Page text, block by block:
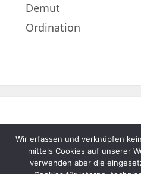
Demut
Ordination
© 2022 –
A.B. Neukematen |
Wir erfassen und verknüpfen
mittels Cookies auf unserer
verwenden aber die